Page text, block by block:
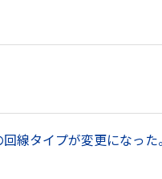
線タイプが変更になっ